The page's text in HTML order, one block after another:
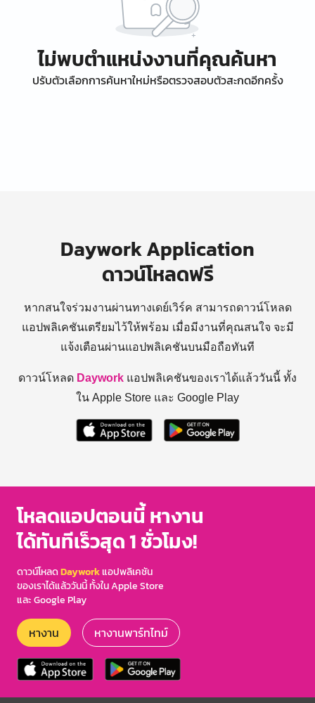
ไม่พบตำแหน่งงานที่คุณค้นหา
ปรับตัวเลือกการค้นหาใหม่หรือตรวจสอบตัวสะกดอีกครั้ง
Daywork Application
ดาวน์โหลดฟรี
หากสนใจร่วมงานผ่านทางเดย์เวิร์ค สามารถดาวน์โหลด
แอปพลิเคชันเตรียมไว้ให้พร้อม เมื่อมีงานที่คุณสนใจ จะมี
แจ้งเตือนผ่านแอปพลิเคชันบนมือถือทันที
ดาวน์โหลด Daywork แอปพลิเคชันของเราได้แล้ววันนี้ ทั้ง
ใน Apple Store และ Google Play
โหลดแอปตอนนี้ หางาน
ได้ทันทีเร็วสุด 1 ชั่วโมง!
ดาวน์โหลดDayworkแอปพลิเคชัน
ของเราได้แล้ววันนี้ ทั้งใน Apple Store
และ Google Play
หางาน หางานพาร์ทไทม์